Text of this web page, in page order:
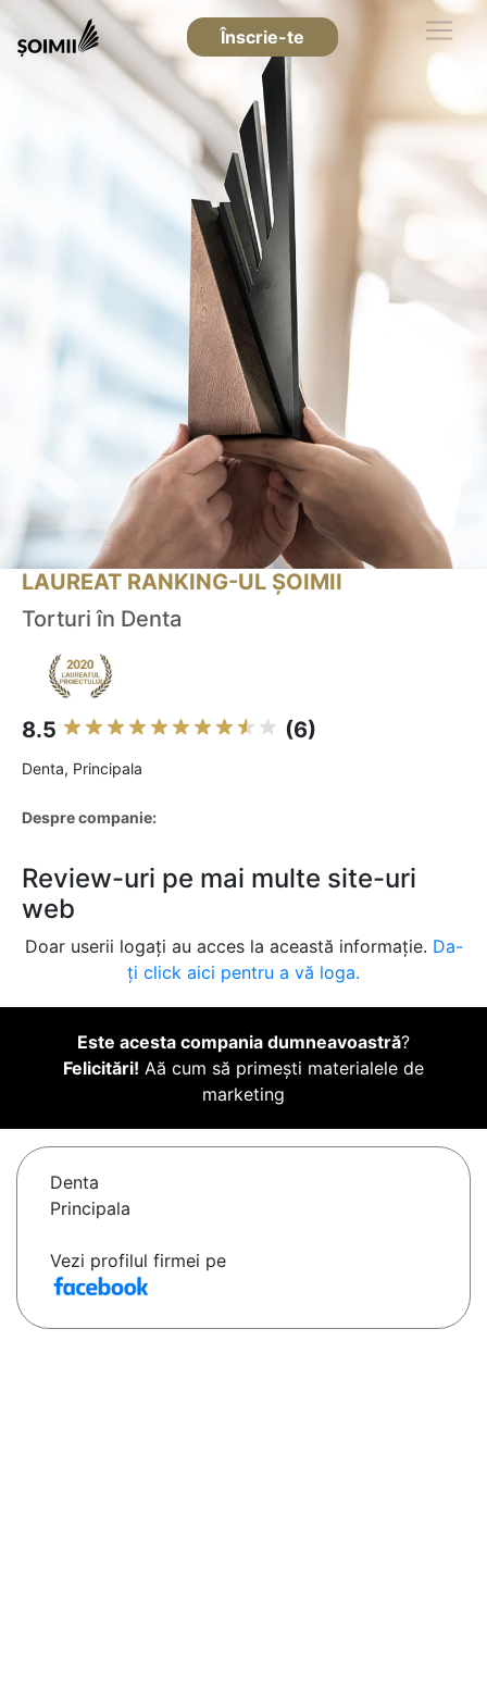
Înscrie-te
LAUREAT RANKING-UL ȘOIMII
Torturi în Denta
8.5 (6)
Denta, Principala
Despre companie:
Review-uri pe mai multe site-uri
web
Doar userii logați au acces la această informație. Da-
ți click aici pentru a vă loga.
Este acesta compania dumneavoastră?
Felicitări! Aă cum să primești materialele de
marketing
Denta
Principala
Vezi profilul firmei pe